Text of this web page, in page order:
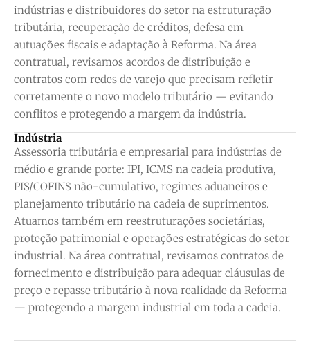
indústrias e distribuidores do setor na estruturação
tributária, recuperação de créditos, defesa em
autuações fiscais e adaptação à Reforma. Na área
contratual, revisamos acordos de distribuição e
contratos com redes de varejo que precisam refletir
corretamente o novo modelo tributário — evitando
conflitos e protegendo a margem da indústria.
Indústria
Assessoria tributária e empresarial para indústrias de
médio e grande porte: IPI, ICMS na cadeia produtiva,
PIS/COFINS não-cumulativo, regimes aduaneiros e
planejamento tributário na cadeia de suprimentos.
Atuamos também em reestruturações societárias,
proteção patrimonial e operações estratégicas do setor
industrial. Na área contratual, revisamos contratos de
fornecimento e distribuição para adequar cláusulas de
preço e repasse tributário à nova realidade da Reforma
— protegendo a margem industrial em toda a cadeia.